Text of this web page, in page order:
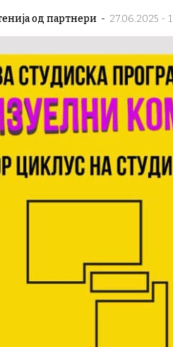
од партнери - 27.06.2025 -